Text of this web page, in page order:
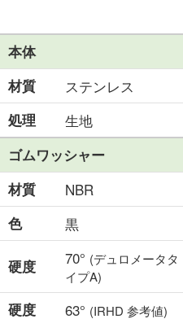
本体
材質
ステンレス
処理 生地
ゴムワッシャー
材質
NBR
色 黒
硬度 70° (デュロメータタ
イプA)
硬度 63° (IRHD 参考値)